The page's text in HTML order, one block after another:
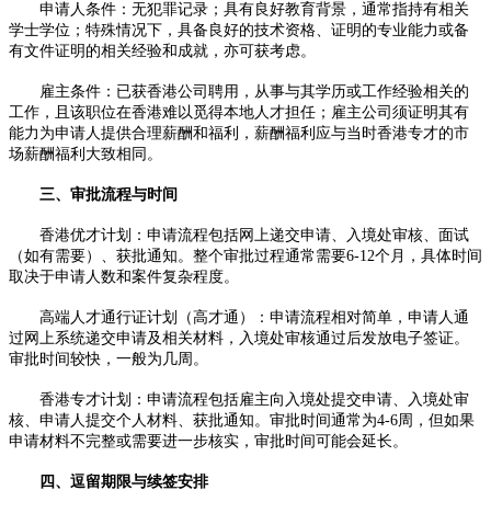
申请人条件：无犯罪记录；具有良好教育背景，通常指持有相关
学士学位；特殊情况下，具备良好的技术资格、证明的专业能力或备
有文件证明的相关经验和成就，亦可获考虑。​
雇主条件：已获香港公司聘用，从事与其学历或工作经验相关的
工作，且该职位在香港难以觅得本地人才担任；雇主公司须证明其有
能力为申请人提供合理薪酬和福利，薪酬福利应与当时香港专才的市
场薪酬福利大致相同。​
三、审批流程与时间​
香港优才计划：申请流程包括网上递交申请、入境处审核、面试
（如有需要）、获批通知。整个审批过程通常需要6-12个月，具体时间
取决于申请人数和案件复杂程度。​
高端人才通行证计划（高才通）：申请流程相对简单，申请人通
过网上系统递交申请及相关材料，入境处审核通过后发放电子签证。
审批时间较快，一般为几周。​
香港专才计划：申请流程包括雇主向入境处提交申请、入境处审
核、申请人提交个人材料、获批通知。审批时间通常为4-6周，但如果
申请材料不完整或需要进一步核实，审批时间可能会延长。​
四、逗留期限与续签安排​